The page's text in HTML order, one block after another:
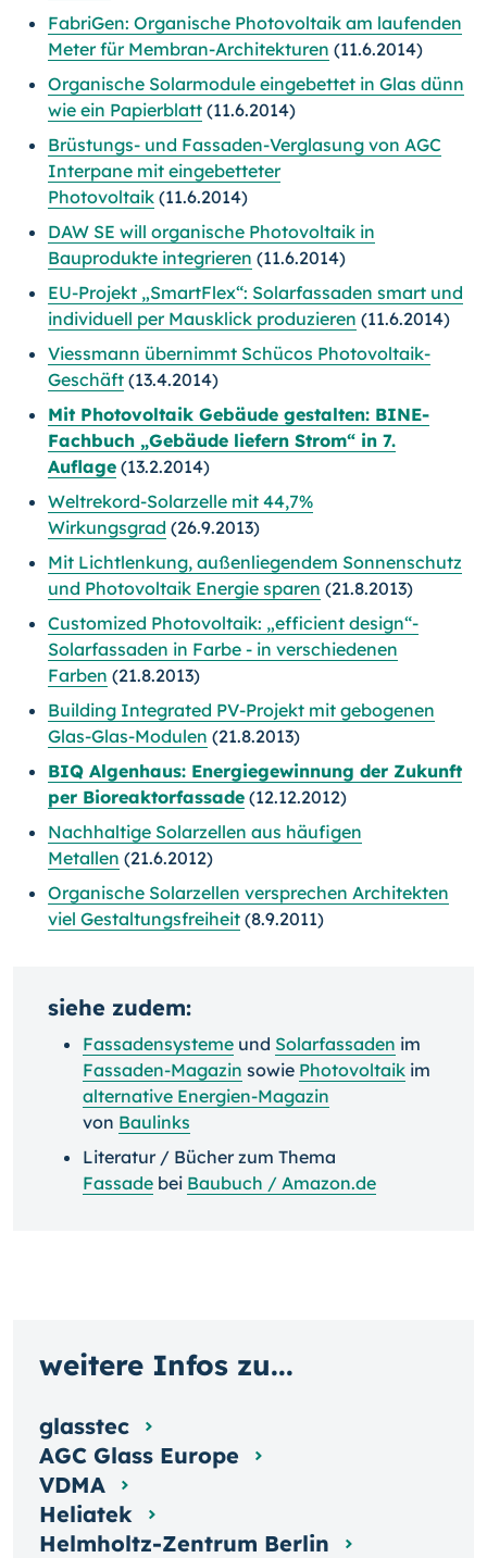
FabriGen: Organische Photovoltaik am laufenden
Meter für Membran-Architekturen (11.6.2014)
Organische Solarmodule eingebettet in Glas dünn
wie ein Papierblatt (11.6.2014)
Brüstungs- und Fassaden-Verglasung von AGC
Interpane mit eingebetteter
Photovoltaik (11.6.2014)
DAW SE will organische Photovoltaik in
Bauprodukte integrieren (11.6.2014)
EU-Projekt „SmartFlex“: Solarfassaden smart und
individuell per Mausklick produzieren (11.6.2014)
Viessmann übernimmt Schücos Photovoltaik-
Geschäft (13.4.2014)
Mit Photovoltaik Gebäude gestalten: BINE-
Fachbuch „Gebäude liefern Strom“ in 7.
Auflage (13.2.2014)
Weltrekord-Solarzelle mit 44,7%
Wirkungsgrad (26.9.2013)
Mit Lichtlenkung, außenliegendem Sonnenschutz
und Photovoltaik Energie sparen (21.8.2013)
Customized Photovoltaik: „efficient design“-
Solarfassaden in Farbe - in verschiedenen
Farben (21.8.2013)
Building Integrated PV-Projekt mit gebogenen
Glas-Glas-Modulen (21.8.2013)
BIQ Algenhaus: Energiegewinnung der Zukunft
per Bioreaktorfassade (12.12.2012)
Nachhaltige Solarzellen aus häufigen
Metallen (21.6.2012)
Organische Solarzellen versprechen Architekten
viel Gestaltungsfreiheit (8.9.2011)
siehe zudem:
Fassadensysteme und Solarfassaden im
Fassaden-Magazin sowie Photovoltaik im
alternative Energien-Magazin
von Baulinks
Literatur / Bücher zum Thema
Fassade bei Baubuch / Amazon.de
weitere Infos zu...
glasstec
AGC Glass Europe
VDMA
Heliatek
Helmholtz-Zentrum Berlin